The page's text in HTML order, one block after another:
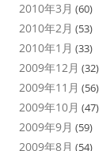
2010年3月 (60)
2010年2月 (53)
2010年1月 (33)
2009年12月 (32)
2009年11月 (56)
2009年10月 (47)
2009年9月 (59)
2009年8月 (54)